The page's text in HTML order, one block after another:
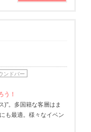
ンドバー
う！
)"。多国籍な客層はま
も最適。様々なイベン